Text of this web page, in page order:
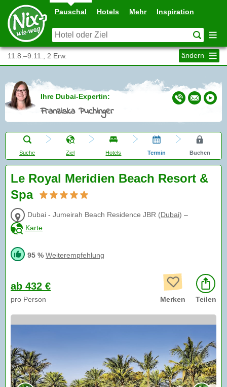
Pauschal Hotels Mehr Inspiration
11.8.–9.11., 2 Erw. ändern
Ihre Dubai-Expertin:
Franziska Puchinger
Suche Ziel Hotels Termin Buchen
Le Royal Meridien Beach Resort &
Spa
Dubai - Jumeirah Beach Residence JBR (Dubai) –
Karte
95 % Weiterempfehlung
ab 432 €
pro Person Merken Teilen